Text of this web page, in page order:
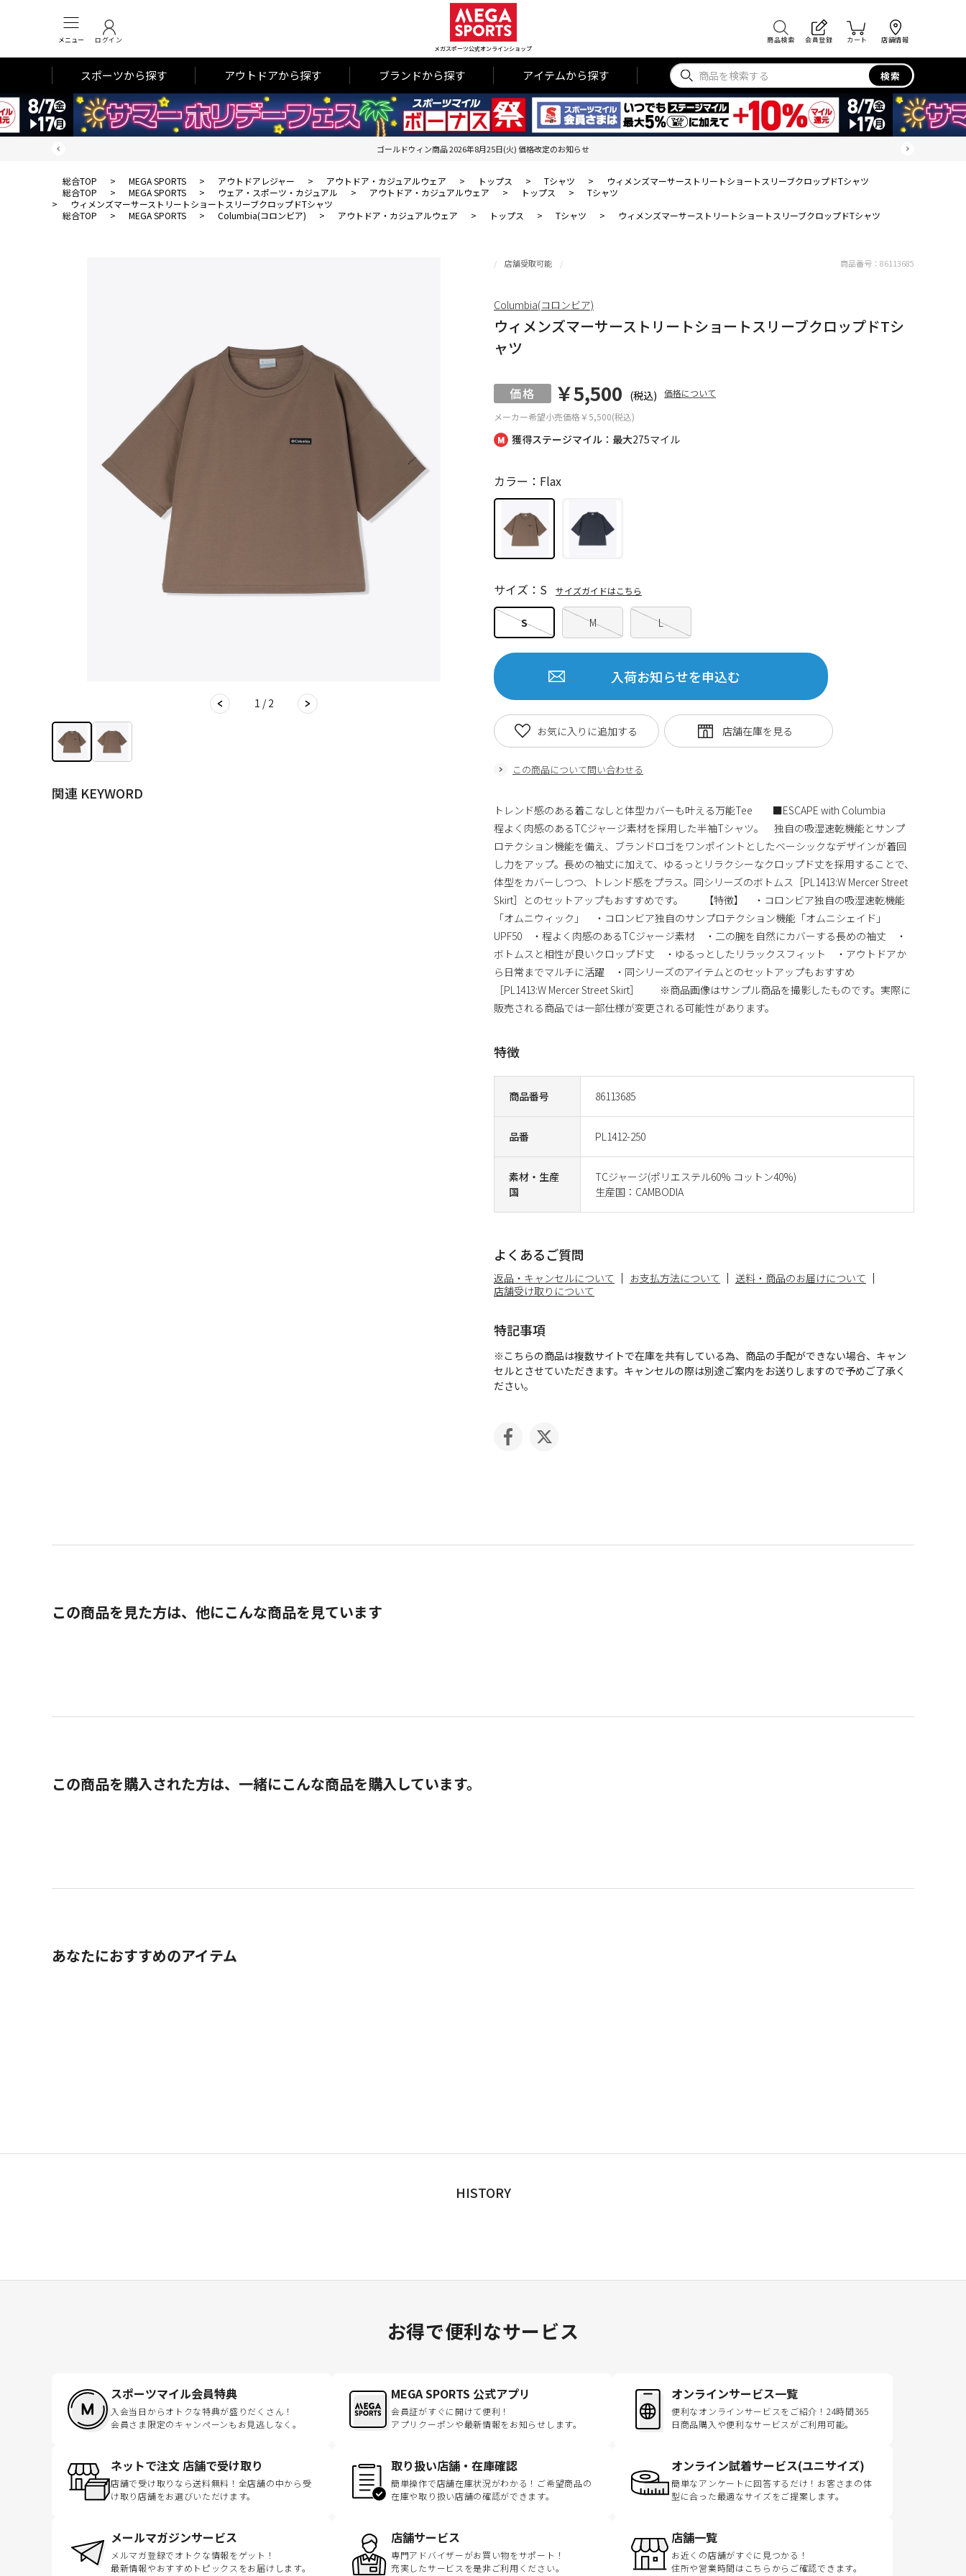
メニュー ログイン
メガスポーツ公式オンラインショップ
商品検索 会員登録 カート 店舗情報
スポーツから探す アウトドアから探す ブランドから探す アイテムから探す 検索
ゴールドウィン商品 2026年8月25日(火) 価格改定のお知らせ
総合TOP > MEGA SPORTS > アウトドアレジャー > アウトドア・カジュアルウェア > トップス > Tシャツ >
ウィメンズマーサーストリートショートスリーブクロップドTシャツ
総合TOP
> MEGA SPORTS > ウェア・スポーツ・カジュアル > アウトドア・カジュアルウェア > トップス >
Tシャツ
>
ウィメンズマーサーストリートショートスリーブクロップドTシャツ
総合TOP
> MEGA SPORTS > Columbia(コロンビア) > アウトドア・カジュアルウェア > トップス > Tシャツ > ウィメンズマーサーストリートショートスリーブクロップドTシャツ
1 / 2
関連 KEYWORD
獲得ステージマイル：最大275マイル
店舗受取可能
ウィメンズマーサーストリートショートスリーブクロップドTシ
ャツ
メーカー希望小売価格￥5,500(税込)
￥5,500 (税込) 価格について
商品番号 86113685
品番 PL1412-250
素材・生産
国
TCジャージ(ポリエステル60% コットン40%)
生産国：CAMBODIA
カラー：Flax
S M L
サイズ：S サイズガイドはこちら
入荷お知らせを申込む
この商品について問い合わせる
お気に入りに追加する
商品番号： 86113685
Columbia(コロンビア)
トレンド感のある着こなしと体型カバーも叶える万能Tee ■ESCAPE with Columbia
程よく肉感のあるTCジャージ素材を採用した半袖Tシャツ。 独自の吸湿速乾機能とサンプ
ロテクション機能を備え、ブランドロゴをワンポイントとしたベーシックなデザインが着回
し力をアップ。長めの袖丈に加えて、ゆるっとリラクシーなクロップド丈を採用することで、
体型をカバーしつつ、トレンド感をプラス。同シリーズのボトムス［PL1413:W Mercer Street
Skirt］とのセットアップもおすすめです。 【特徴】 ・コロンビア独自の吸湿速乾機能
「オムニウィック」 ・コロンビア独自のサンプロテクション機能「オムニシェイド」
UPF50 ・程よく肉感のあるTCジャージ素材 ・二の腕を自然にカバーする長めの袖丈 ・
ボトムスと相性が良いクロップド丈 ・ゆるっとしたリラックスフィット ・アウトドアか
ら日常までマルチに活躍 ・同シリーズのアイテムとのセットアップもおすすめ
［PL1413:W Mercer Street Skirt］ ※商品画像はサンプル商品を撮影したものです。実際に
販売される商品では一部仕様が変更される可能性があります。
特徴
よくあるご質問
返品・キャンセルについて お支払方法について
送料・商品のお届けについて
店舗受け取りについて
特記事項
※こちらの商品は複数サイトで在庫を共有している為、商品の手配ができない場合、キャン
セルとさせていただきます。キャンセルの際は別途ご案内をお送りしますので予めご了承く
ださい。
この商品を見た方は、他にこんな商品を見ています
この商品を購入された方は、一緒にこんな商品を購入しています。
あなたにおすすめのアイテム
HISTORY
お得で便利なサービス
スポーツマイル会員特典
入会当日からオトクな特典が盛りだくさん！
会員さま限定のキャンペーンもお見逃しなく。
MEGA SPORTS 公式アプリ
会員証がすぐに開けて便利！
アプリクーポンや最新情報をお知らせします。
オンラインサービス一覧
便利なオンラインサービスをご紹介！24時間365
日商品購入や便利なサービスがご利用可能。
ネットで注文 店舗で受け取り
店舗で受け取りなら送料無料！全店舗の中から受
け取り店舗をお選びいただけます。
取り扱い店舗・在庫確認
簡単操作で店舗在庫状況がわかる！ご希望商品の
在庫や取り扱い店舗の確認ができます。
オンライン試着サービス(ユニサイズ)
簡単なアンケートに回答するだけ！お客さまの体
型に合った最適なサイズをご提案します。
メールマガジンサービス
メルマガ登録でオトクな情報をゲット！
最新情報やおすすめトピックスをお届けします。
店舗サービス
専門アドバイザーがお買い物をサポート！
充実したサービスを是非ご利用ください。
店舗一覧
お近くの店舗がすぐに見つかる！
住所や営業時間はこちらからご確認できます。